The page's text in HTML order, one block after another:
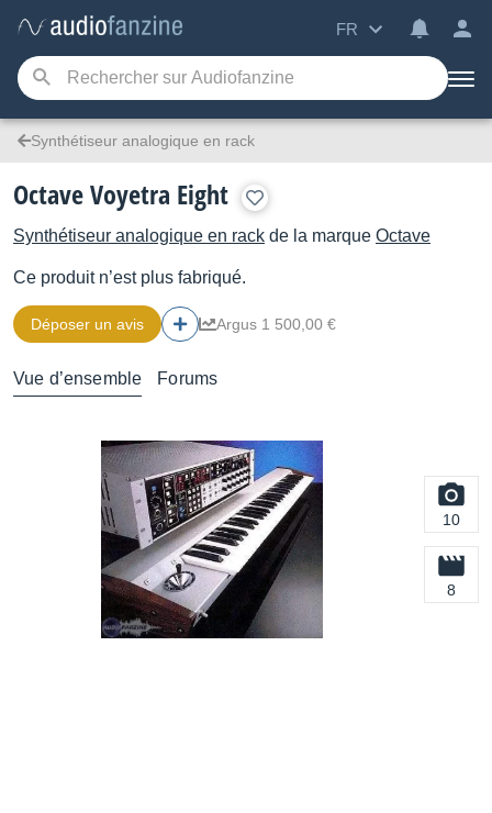
FR
Synthétiseur analogique en rack
Octave Voyetra Eight
Synthétiseur analogique en rack de la marque Octave
Ce produit n’est plus fabriqué.
Déposer un avis Argus 1 500,00 €
Vue d’ensemble Forums
10
8